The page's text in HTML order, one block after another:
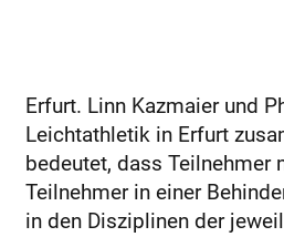
Erfurt. Linn Kazmaier und
Leichtathletik in Erfurt
bedeutet, dass Teilnehmer
Teilnehmer in einer
in den Disziplinen der